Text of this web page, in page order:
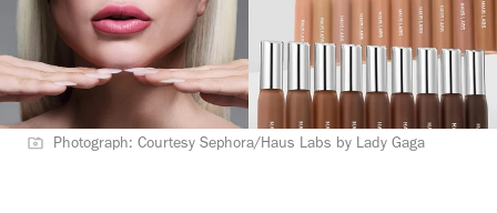
Photograph: Courtesy Sephora/Haus Labs by Lady Gaga